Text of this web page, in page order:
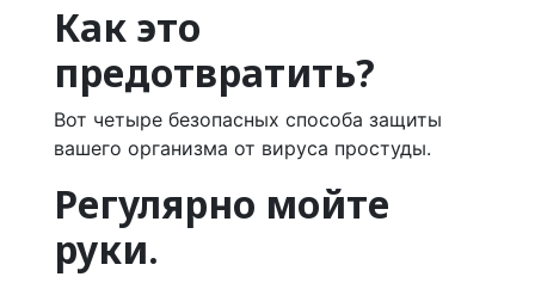
Как это
предотвратить?
Вот четыре безопасных способа защиты
вашего организма от вируса простуды.
Регулярно мойте
руки.